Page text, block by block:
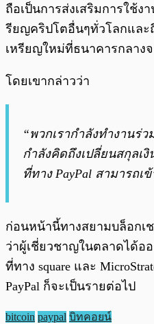
ถือเป็นการส่งเสริมการใช้
รียญคริปโตอื่นๆทั่วโลกและ
เหรียญใหม่ที่ธนาคารกลาง
โดยเขากล่าวว่า
“พวกเรากำลังทำงานร่
กำลังคิดถึงเปลี่ยนสกุลเ
ที่ทาง PayPal สามารถเ
ก่อนหน้านี้ทางสยามบล็อกเ
ว่าผู้เชี่ยวชาญในตลาดได้อ
ที่ทาง square และ
PayPal ก็จะเป็นรายต่อไป
bitcoin paypal บิทคอยน์